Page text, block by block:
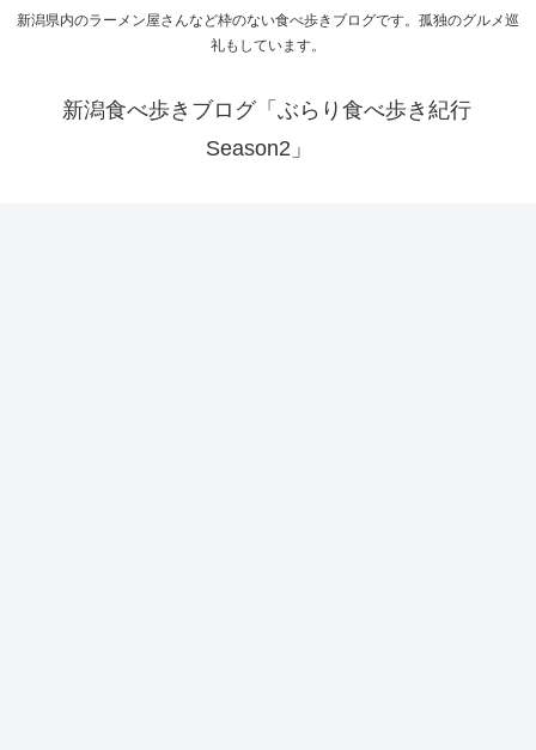
新潟県内のラーメン屋さんなど枠のない食べ歩きブログです。孤独のグルメ巡
礼もしています。
新潟食べ歩きブログ「ぶらり食べ歩き紀行
Season2」